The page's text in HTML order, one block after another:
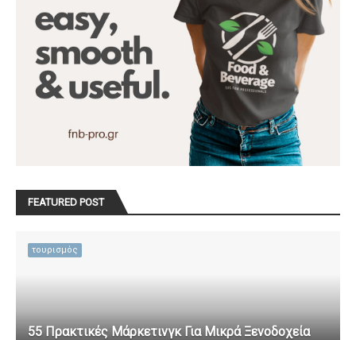
FEATURED POST
τουρισμός
55 Πρακτικές Μάρκετινγκ Για Μικρά Ξενοδοχεία